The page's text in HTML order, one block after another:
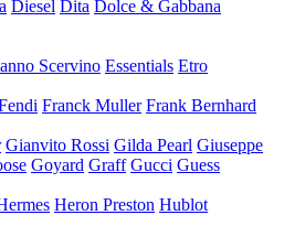
Diesel Dita Dolce & Gabbana
Scervino Essentials Etro
Franck Muller Frank Bernhard
Gianvito Rossi Gilda Pearl Giuseppe
Goyard Graff Gucci Guess
Heron Preston Hublot